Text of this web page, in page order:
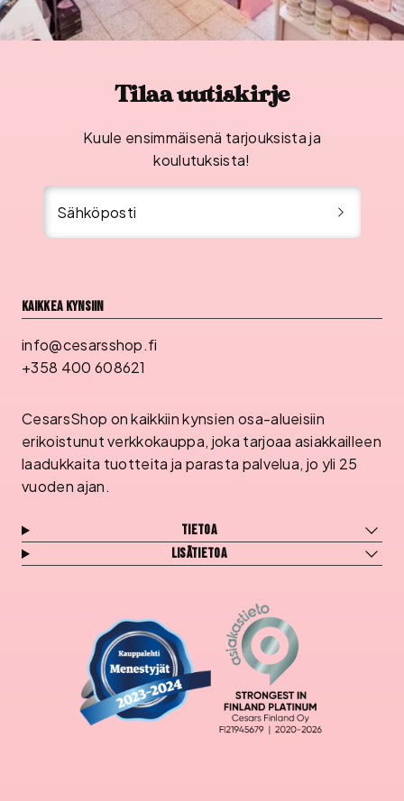
Tilaa uutiskirje
Kuule ensimmäisenä tarjouksista ja
koulutuksista!
Sähköposti
Kaikkea kynsiin
info@cesarsshop.fi
+358 400 608621
CesarsShop on kaikkiin kynsien osa-alueisiin
erikoistunut verkkokauppa, joka tarjoaa asiakkailleen
laadukkaita tuotteita ja parasta palvelua, jo yli 25
vuoden ajan.
Tietoa
Lisätietoa